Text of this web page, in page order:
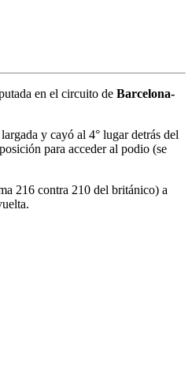
en el circuito de Barcelona-
y cayó al 4° lugar detrás del
para acceder al podio (se
216 contra 210 del británico) a